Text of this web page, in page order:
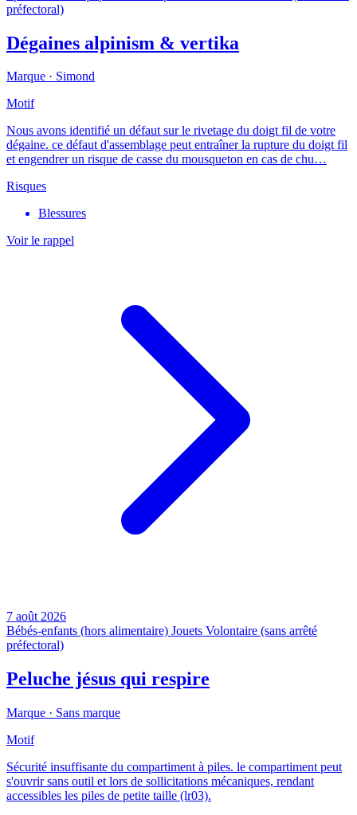
préfectoral)
Dégaines alpinism & vertika
Marque · Simond
Motif
Nous avons identifié un défaut sur le rivetage du doigt fil de votre
dégaine. ce défaut d'assemblage peut entraîner la rupture du doigt fil
et engendrer un risque de casse du mousqueton en cas de chu…
Risques
Blessures
Voir le rappel
7 août 2026
Bébés-enfants (hors alimentaire) Jouets Volontaire (sans arrêté
préfectoral)
Peluche jésus qui respire
Marque · Sans marque
Motif
Sécurité insuffisante du compartiment à piles. le compartiment peut
s'ouvrir sans outil et lors de sollicitations mécaniques, rendant
accessibles les piles de petite taille (lr03).